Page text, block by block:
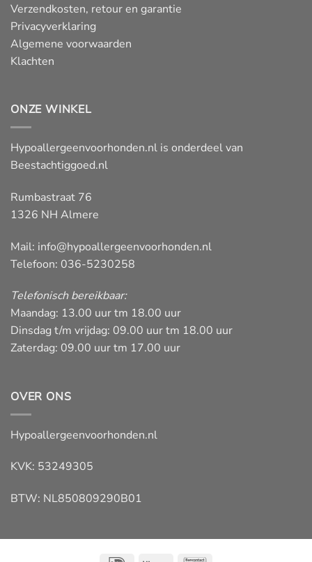
Verzendkosten, retour en garantie
Privacyverklaring
Algemene voorwaarden
Klachten
ONZE WINKEL
Hypoallergeenvoorhonden.nl is onderdeel van
Beestachtiggoed.nl
Rumbastraat 76
1326 NH Almere
Mail: info@hypoallergeenvoorhonden.nl
Telefoon: 036-5230258
Telefonisch bereikbaar:
Maandag: 13.00 uur tm 18.00 uur
Dinsdag t/m vrijdag: 09.00 uur tm 18.00 uur
Zaterdag: 09.00 uur tm 17.00 uur
OVER ONS
Hypoallergeenvoorhonden.nl
KVK: 53249305
BTW: NL850809290B01